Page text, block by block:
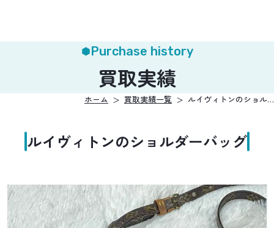
Purchase history
買取実績
ホーム 買取実績一覧 ルイヴィトンのショル…
ルイヴィトンのショルダーバッグ